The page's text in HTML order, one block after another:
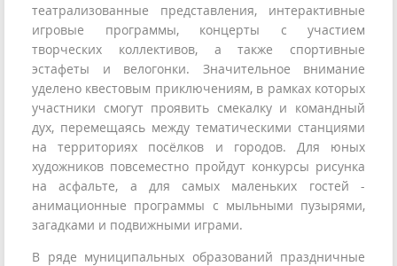
театрализованные представления, интерактивные
игровые программы, концерты с участием
творческих коллективов, а также спортивные
эстафеты и велогонки. Значительное внимание
уделено квестовым приключениям, в рамках которых
участники смогут проявить смекалку и командный
дух, перемещаясь между тематическими станциями
на территориях посёлков и городов. Для юных
художников повсеместно пройдут конкурсы рисунка
на асфальте, а для самых маленьких гостей -
анимационные программы с мыльными пузырями,
загадками и подвижными играми.
В ряде муниципальных образований праздничные